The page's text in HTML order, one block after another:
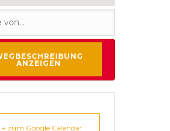
+ zum Google Calendar